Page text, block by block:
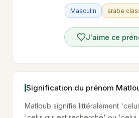
Masculin arabe
J'aime ce
Signification du prénom
Matloub signifie littéralement